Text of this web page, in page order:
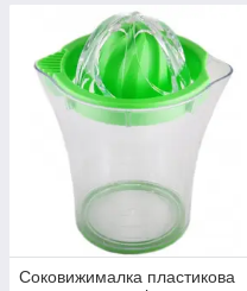
Соковижималка пластикова